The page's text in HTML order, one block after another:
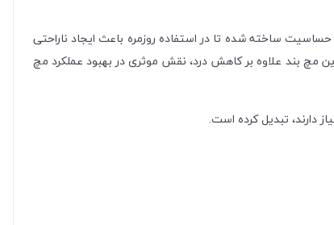
ساخته شده تا در استفاده روزمره باعث ایجاد ناراحتی
بند علاوه بر کاهش درد، نقش موثری در بهبود عملکرد مچ
دارند، تبدیل کرده است.